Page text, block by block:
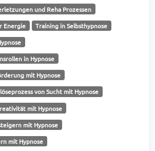
und Reha Prozessen
Energie Training in Selbsthypnose
in Hypnose
mit Hypnose
von Sucht mit Hypnose
mit Hypnose
mit Hypnose
mit Hypnose